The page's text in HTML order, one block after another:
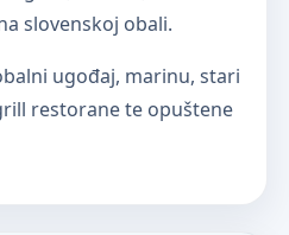
slovenskoj obali.
ugođaj, marinu, stari
restorane te opuštene